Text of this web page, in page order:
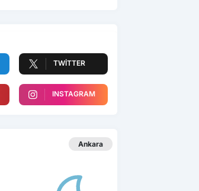
TWITTER
INSTAGRAM
Ankara